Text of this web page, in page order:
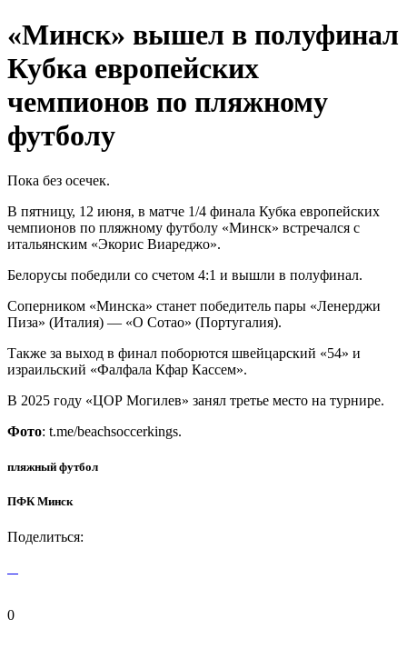
«Минск» вышел в полуфинал
Кубка европейских
чемпионов по пляжному
футболу
Пока без осечек.
В пятницу, 12 июня, в матче 1/4 финала Кубка европейских
чемпионов по пляжному футболу «Минск» встречался с
итальянским «Экорис Виареджо».
Белорусы победили со счетом 4:1 и вышли в полуфинал.
Соперником «Минска» станет победитель пары «Ленерджи
Пиза» (Италия) — «О Сотао» (Португалия).
Также за выход в финал поборются швейцарский «54» и
израильский «Фалфала Кфар Кассем».
В 2025 году «ЦОР Могилев» занял третье место на турнире.
Фото: t.me/beachsoccerkings.
пляжный футбол
ПФК Минск
Поделиться:
0